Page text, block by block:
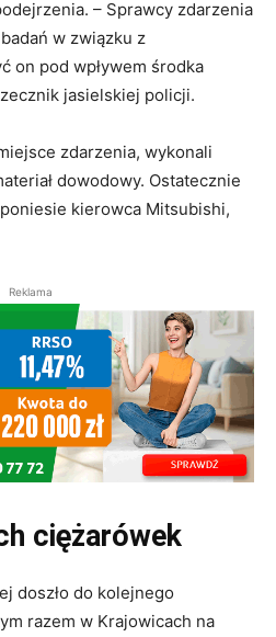
– Sprawcy zdarzenia
w związku z
on pod wpływem środka
jasielskiej policji.
zdarzenia, wykonali
dowodowy. Ostatecznie
kierowca Mitsubishi,
Reklama
ciężarówek
doszło do kolejnego
razem w Krajowicach na